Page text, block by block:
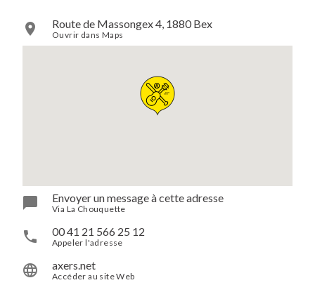
Route de Massongex 4, 1880 Bex
Ouvrir dans Maps
Envoyer un message à cette adresse
Via La Chouquette
00 41 21 566 25 12
Appeler l'adresse
axers.net
Accéder au site Web